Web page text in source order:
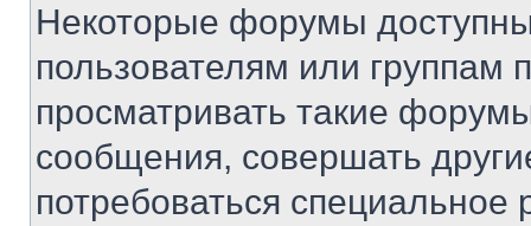
Некоторые форумы
пользователям или группам
просматривать такие
сообщения, совершать
потребоваться